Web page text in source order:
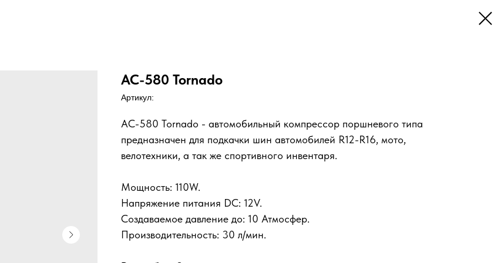
AC-580 Tornado
Артикул:
AC-580 Tornado - автомобильный компрессор поршневого типа
предназначен для подкачки шин автомобилей R12-R16, мото,
велотехники, а так же спортивного инвентаря.
Мощность: 110W.
Напряжение питания DC: 12V.
Создаваемое давление до: 10 Атмосфер.
Производительность: 30 л/мин.